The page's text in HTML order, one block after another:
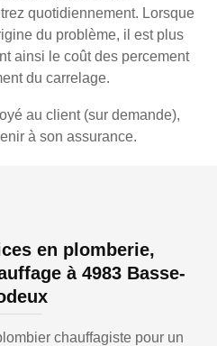
quotidiennement. Lorsque
du problème, il est plus
ainsi le coût des percement
du carrelage.
au client (sur demande),
à son assurance.
en plomberie,
à 4983 Basse-
chauffagiste pour un